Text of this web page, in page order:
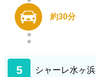
約30分
5 シャーレ水ヶ浜